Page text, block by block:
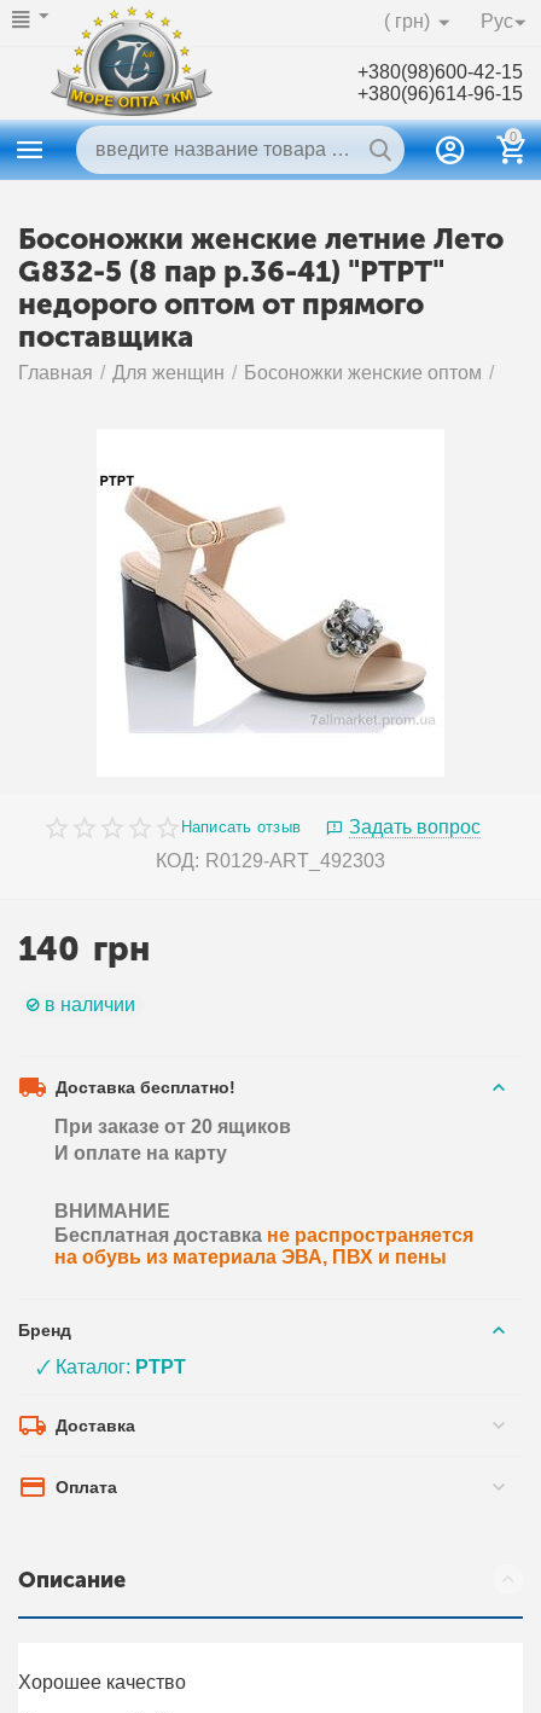
Рус
( грн)
+380(98)600-42-15
+380(96)614-96-15
0
Босоножки женские летние Лето
G832-5 (8 пар р.36-41) "PTPT"
недорого оптом от прямого
поставщика
Главная / Для женщин / Босоножки женские оптом /
Написать отзыв
Задать вопрос
КОД: R0129-ART_492303
140 грн
в наличии
Доставка бесплатно!
При заказе от 20 ящиков
И оплате на карту
ВНИМАНИЕ
Бесплатная доставка не распространяется
на обувь из материала ЭВА, ПВХ и пены
Бренд
🗸 Каталог: PTPT
Доставка
Оплата
Описание
Хорошее качество